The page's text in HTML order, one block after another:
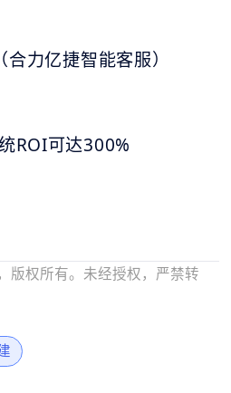
力亿捷智能客服）
ROI可达300%
版权所有。未经授权，严禁转